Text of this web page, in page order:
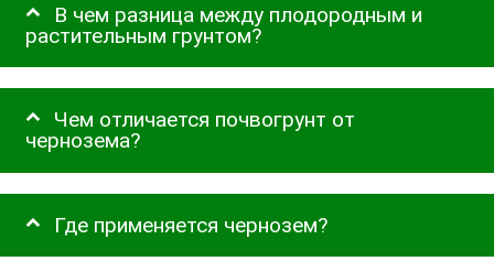
В чем разница между плодородным и
растительным грунтом?
Чем отличается почвогрунт от
чернозема?
Где применяется чернозем?